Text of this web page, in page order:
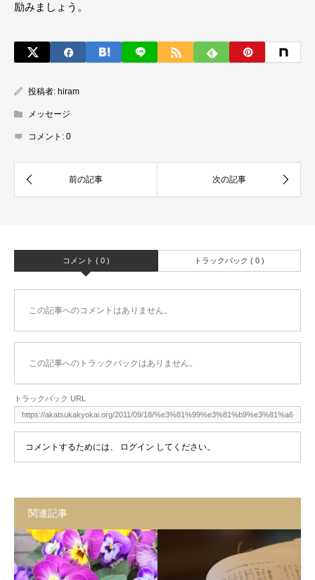
励みましょう。
投稿者: hiram
メッセージ
コメント: 0
コメント ( 0 ) トラックバック ( 0 )
この記事へのコメントはありません。
この記事へのトラックバックはありません。
トラックバック URL
コメントするためには、 ログイン してください。
関連記事